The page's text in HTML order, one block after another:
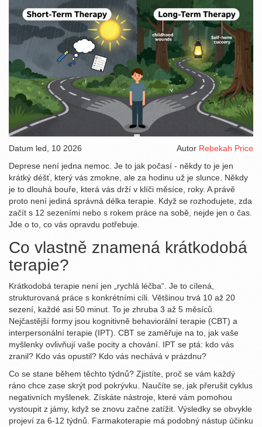
Datum led, 10 2026 Autor Rebekah Price
Deprese není jedna nemoc. Je to jak počasí - někdy to je jen
krátký déšť, který vás zmokne, ale za hodinu už je slunce. Někdy
je to dlouhá bouře, která vás drží v klíči měsíce, roky. A právě
proto není jediná správná délka terapie. Když se rozhodujete, zda
začít s 12 sezeními nebo s rokem práce na sobě, nejde jen o čas.
Jde o to, co vás opravdu potřebuje.
Co vlastně znamená krátkodobá
terapie?
Krátkodobá terapie není jen „rychlá léčba“. Je to cílená,
strukturovaná práce s konkrétními cíli. Většinou trvá 10 až 20
sezení, každé asi 50 minut. To je zhruba 3 až 5 měsíců.
Nejčastější formy jsou kognitivně behaviorální terapie (CBT) a
interpersonální terapie (IPT). CBT se zaměřuje na to, jak vaše
myšlenky ovlivňují vaše pocity a chování. IPT se ptá: kdo vás
zranil? Kdo vás opustil? Kdo vás nechává v prázdnu?
Co se stane během těchto týdnů? Zjistíte, proč se vám každý
ráno chce zase skrýt pod pokrývku. Naučíte se, jak přerušit cyklus
negativních myšlenek. Získáte nástroje, které vám pomohou
vystoupit z jámy, když se znovu začne zatížit. Výsledky se obvykle
projeví za 6-12 týdnů. Farmakoterapie má podobný nástup účinku